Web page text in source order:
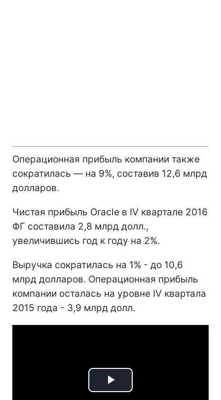
Операционная прибыль компании также
сократилась — на 9%, составив 12,6 млрд
долларов.
Чистая прибыль Oracle в IV квартале 2016
ФГ составила 2,8 млрд долл.,
увеличившись год к году на 2%.
Выручка сократилась на 1% - до 10,6
млрд долларов. Операционная прибыль
компании осталась на уровне IV квартала
2015 года - 3,9 млрд долл.
Play